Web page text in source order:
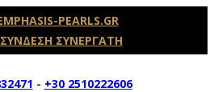
PEARLS.GR
ΣΥΝΕΡΓΑΤΗ
- +30 2510222606